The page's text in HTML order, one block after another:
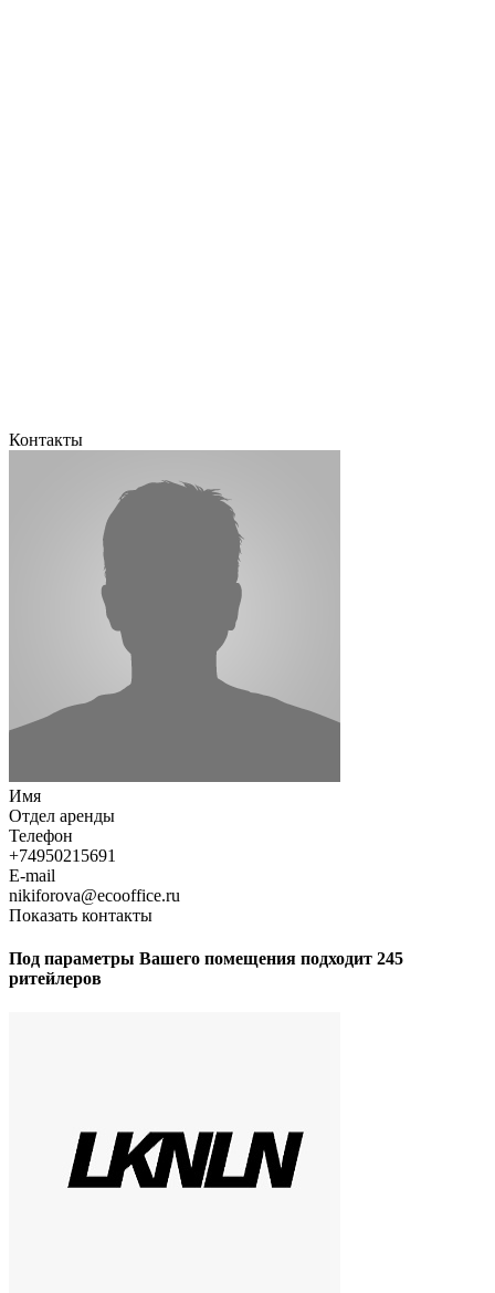
Контакты
Имя
Отдел аренды
Телефон
+74950215691
E-mail
nikiforova@ecooffice.ru
Показать контакты
Под параметры Вашего помещения подходит 245
ритейлеров